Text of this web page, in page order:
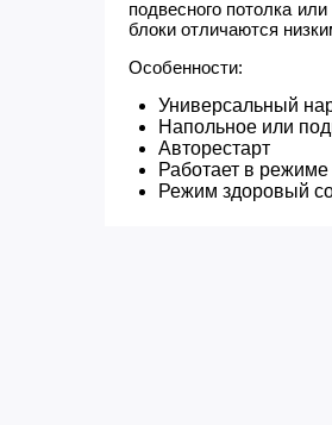
подвесного потолка
блоки отличаются
Особенности:
Универсальный
Напольное или
Авторестарт
Работает в
Режим здоровый